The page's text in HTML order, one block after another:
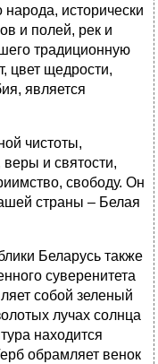
исторически
и полей, рек и
традиционную
цвет щедрости,
является
чистоты,
и святости,
свободу. Он
страны – Белая
Беларусь также
суверенитета
собой зеленый
лучах солнца
находится
обрамляет венок